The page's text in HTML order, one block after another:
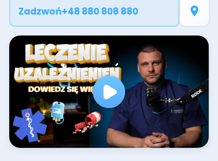
sięgania po substancje, odbudować relacje
rodzinne i społeczne oraz utrzymać
długotrwałą abstynencję. Sesje prowadzone są
przez doświadczonych psychoterapeutów
uzależnień - stacjonarnie w Opolu lub online.
Zapewniamy pełną dyskrecję i indywidualne
podejście do każdego pacjenta.
Zadzwoń+48 880 808 880